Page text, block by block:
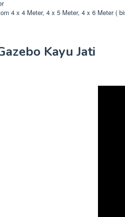
4 x 4 Meter, 4 x 5 Meter, 4 x 6 Meter (
Kayu Jati